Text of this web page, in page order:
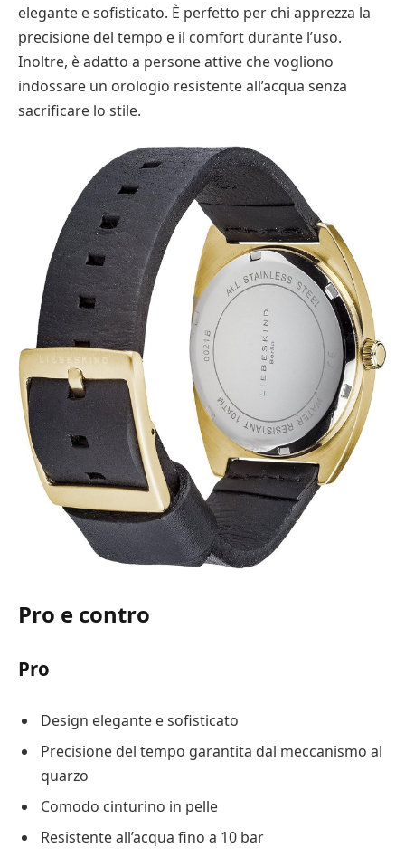
elegante e sofisticato. È perfetto per chi apprezza la
precisione del tempo e il comfort durante l’uso.
Inoltre, è adatto a persone attive che vogliono
indossare un orologio resistente all’acqua senza
sacrificare lo stile.
Pro e contro
Pro
Design elegante e sofisticato
Precisione del tempo garantita dal meccanismo al
quarzo
Comodo cinturino in pelle
Resistente all’acqua fino a 10 bar